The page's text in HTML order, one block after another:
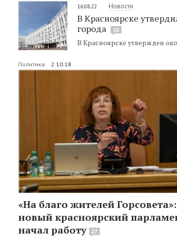
16.08.22 Новости
В Красноярске
города
10
В Красноярске утвержден
Политика 2.10.18
«На благо жителей
новый красноярский
начал работу
27